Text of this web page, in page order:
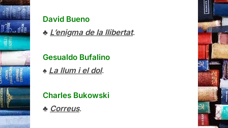
David Bueno
♣ L’enigma de la llibertat.
Gesualdo Bufalino
♠ La llum i el dol.
Charles Bukowski
♣ Correus.